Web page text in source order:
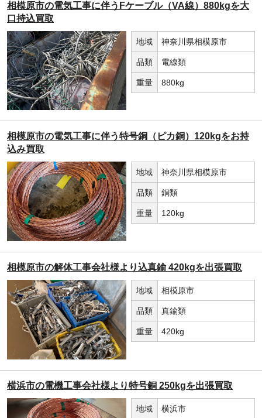
相模原市の電気工事に伴うFケーブル（VA線）880kgを大
口持込買取
地域 神奈川県相模原市
品類 電線類
重量 880kg
相模原市の電気工事に伴う特号銅（ピカ銅）120kgをお持
込み買取
地域 神奈川県相模原市
品類 銅類
重量 120kg
相模原市の解体工事会社様より込真鍮 420kgを出張買取
地域 相模原市
品類 真鍮類
重量 420kg
横浜市の電機工事会社様より特号銅 250kgを出張買取
地域 横浜市